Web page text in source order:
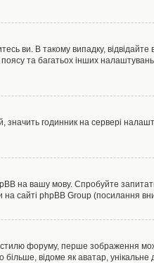
ви. В такому випадку,
та багатьох інших
годинник на сервері
на вашу мову. Спробуйте
сайті phpBB Group (посилання
форуму, перше зображення
відоме як аватар,